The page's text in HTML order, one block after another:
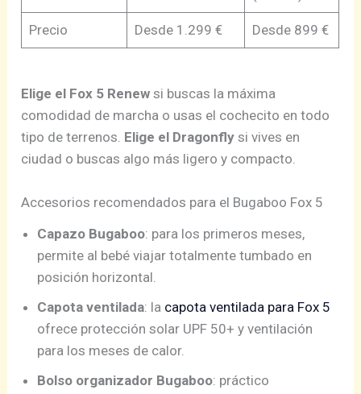
Precio Desde 1.299 € Desde 899 €
Elige el Fox 5 Renew si buscas la máxima
comodidad de marcha o usas el cochecito en todo
tipo de terrenos. Elige el Dragonfly si vives en
ciudad o buscas algo más ligero y compacto.
Accesorios recomendados para el Bugaboo Fox 5
Capazo Bugaboo: para los primeros meses,
permite al bebé viajar totalmente tumbado en
posición horizontal.
Capota ventilada: la capota ventilada para Fox 5
ofrece protección solar UPF 50+ y ventilación
para los meses de calor.
Bolso organizador Bugaboo: práctico